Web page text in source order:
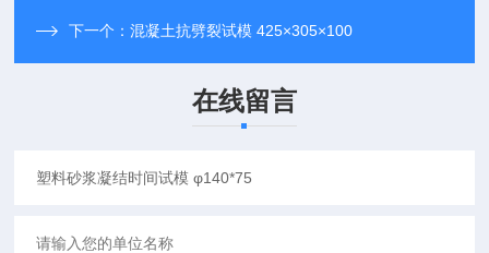
下一个：混凝土抗劈裂试模 425×305×100
在线留言